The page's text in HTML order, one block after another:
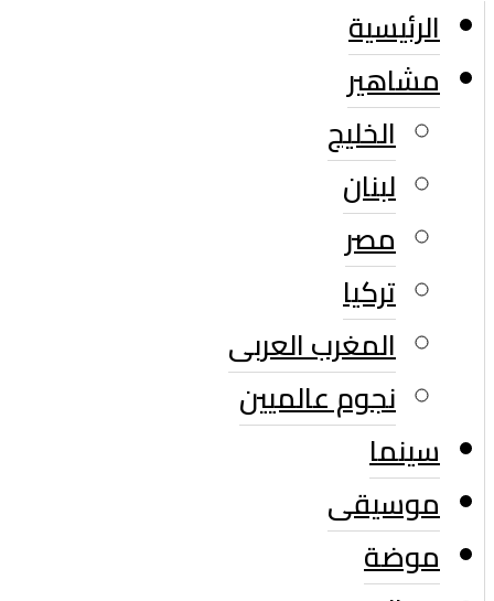
الرئيسية
مشاهير
الخليج
لبنان
مصر
تركيا
المغرب العربى
نجوم عالميين
سينما
موسيقى
موضة